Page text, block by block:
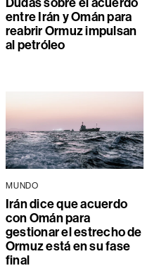
entre Irán y Omán para
reabrir Ormuz impulsan
al petróleo
MUNDO
Irán dice que acuerdo
con Omán para
gestionar el estrecho de
Ormuz está en su fase
final